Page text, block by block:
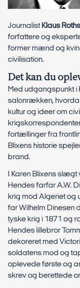
Journalist Klaus
forfattere og
former mænd og
civilisation.
Det kan du
Med udgangspunkt i
salonrækken,
kultur og ideer om
fortællinger fra
Blixens historie
brand.
I Karen Blixens
Hendes farfar A.W.
krig mod Algeriet og
far Wilhelm Dinesen
tyske krig i 1871 og
Hendes lillebror
dekoreret med
soldatens mod og
oplevede første og
skrev og berettede